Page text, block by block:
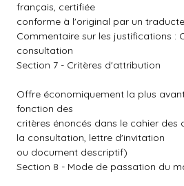
français, certifiée
conforme à l'original par un
Commentaire sur les justifications :
consultation
Section 7 - Critères d'attribution
Offre économiquement la plus
fonction des
critères énoncés dans le cahier des
la consultation, lettre d'invitation
ou document descriptif)
Section 8 - Mode de passation du